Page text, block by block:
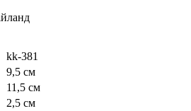
kk-381
9,5 см
11,5 см
2,5 см